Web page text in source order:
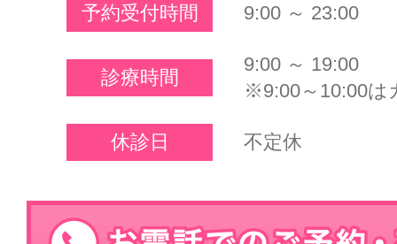
予約受付時間 9:00 ～ 23:00
診療時間
9:00 ～ 19:00
※9:00～10:00は
休診日 不定休